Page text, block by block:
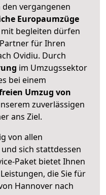
vergangenen
Europaumzüge
begleiten dürfen
für Ihren
Ovidiu. Durch
im Umzugssektor
bei einem
Umzug von
zuverlässigen
ans Ziel.
von allen
sich stattdessen
Paket bietet Ihnen
die Sie für
Hannover nach